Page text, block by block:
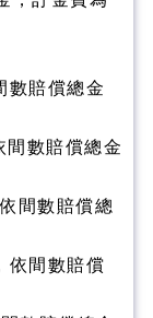
數賠償總金
間數賠償總金
間數賠償總
依間數賠償